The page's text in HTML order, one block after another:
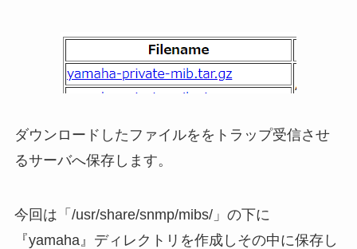
ダウンロードしたファイルををトラップ受信させ
るサーバへ保存します。
今回は「/usr/share/snmp/mibs/」の下に
『yamaha』ディレクトリを作成しその中に保存し